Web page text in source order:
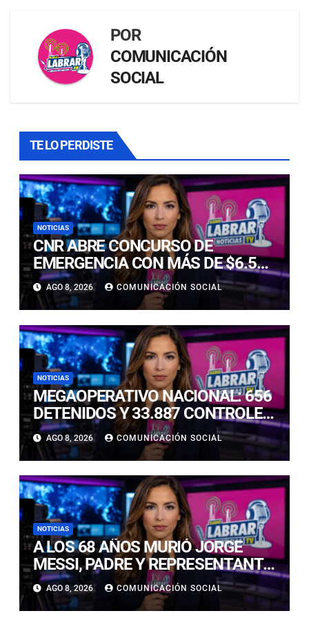
POR
COMUNICACIÓN
SOCIAL
TE LO PERDISTE
NOTICIAS
CNR ABRE CONCURSO DE
EMERGENCIA CON MÁS DE $6.500
MILLONES PARA REHABILITAR
OBRAS DE RIEGO AFECTADAS POR
LOS TEMPORALES
AGO 8, 2026 COMUNICACIÓN SOCIAL
NOTICIAS
MEGAOPERATIVO NACIONAL: 656
DETENIDOS Y 33.887 CONTROLES
EN LAS PRIMERAS HORAS
AGO 8, 2026 COMUNICACIÓN SOCIAL
NOTICIAS
A LOS 68 AÑOS MURIÓ JORGE
MESSI, PADRE Y REPRESENTANTE
DE LIONEL MESSI
AGO 8, 2026 COMUNICACIÓN SOCIAL